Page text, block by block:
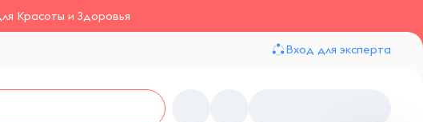
Красоты и Здоровья
Вход для эксперта